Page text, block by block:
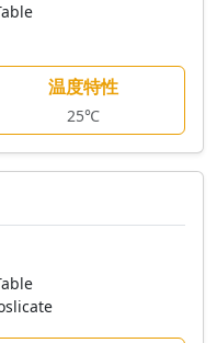
温度特性
25℃